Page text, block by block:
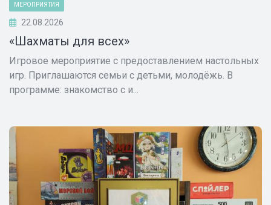
МЕРОПРИЯТИЯ
22.08.2026
«Шахматы для всех»
Игровое мероприятие с предоставлением настольных
игр. Приглашаются семьи с детьми, молодёжь. В
программе: знакомство с и...